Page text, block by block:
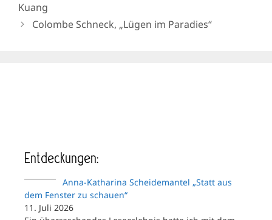
Kuang
Colombe Schneck, „Lügen im Paradies“
Entdeckungen:
Anna-Katharina Scheidemantel „Statt aus
dem Fenster zu schauen“
11. Juli 2026